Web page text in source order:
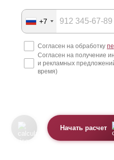
+7
Согласен на обработку
Согласен на получение
и рекламных
время)
Начать расчет